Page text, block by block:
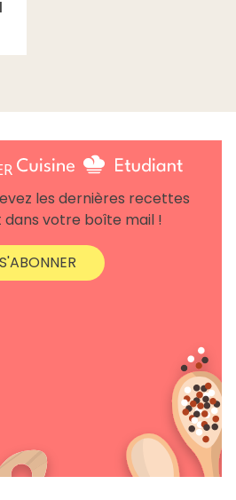
les dernières recettes
votre boîte mail !
S'ABONNER